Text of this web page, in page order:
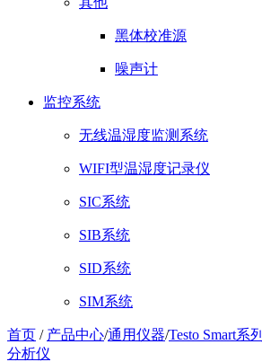
黑体校准源
噪声计
监控系统
无线温湿度监测系统
WIFI型温湿度记录仪
SIC系统
SIB系统
SID系统
SIM系统
首页 / 产品中心/通用仪器/Testo Smart系列
分析仪